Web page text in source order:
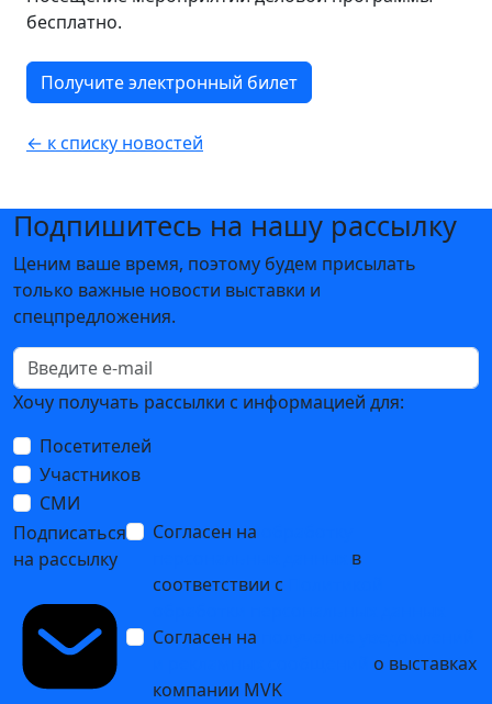
бесплатно.
Получите электронный билет
← к списку новостей
Подпишитесь на нашу рассылку
Ценим ваше время, поэтому будем присылать
только важные новости выставки и
спецпредложения.
Хочу получать рассылки с информацией для:
Посетителей
Участников
СМИ
Подписаться
на рассылку
Согласен на
в
соответствии с
Согласен на
о выставках
компании MVK